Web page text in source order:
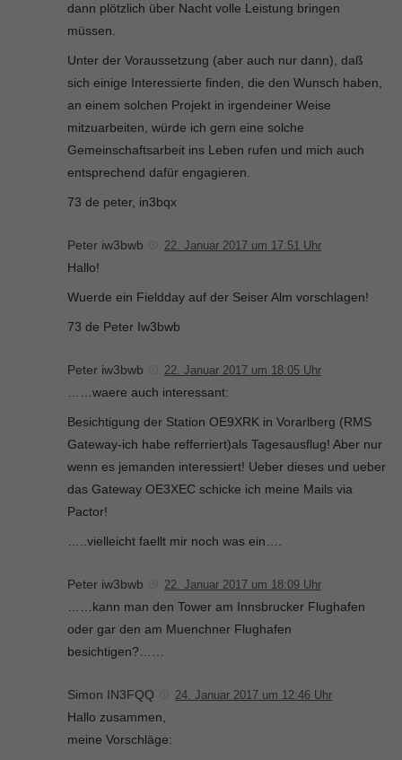
dann plötzlich über Nacht volle Leistung bringen
müssen.
Unter der Voraussetzung (aber auch nur dann), daß
sich einige Interessierte finden, die den Wunsch haben,
an einem solchen Projekt in irgendeiner Weise
mitzuarbeiten, würde ich gern eine solche
Gemeinschaftsarbeit ins Leben rufen und mich auch
entsprechend dafür engagieren.
73 de peter, in3bqx
Peter iw3bwb 22. Januar 2017 um 17:51 Uhr
Hallo!
Wuerde ein Fieldday auf der Seiser Alm vorschlagen!
73 de Peter Iw3bwb
Peter iw3bwb 22. Januar 2017 um 18:05 Uhr
……waere auch interessant:
Besichtigung der Station OE9XRK in Vorarlberg (RMS
Gateway-ich habe refferriert)als Tagesausflug! Aber nur
wenn es jemanden interessiert! Ueber dieses und ueber
das Gateway OE3XEC schicke ich meine Mails via
Pactor!
…..vielleicht faellt mir noch was ein….
Peter iw3bwb 22. Januar 2017 um 18:09 Uhr
……kann man den Tower am Innsbrucker Flughafen
oder gar den am Muenchner Flughafen
besichtigen?……
Simon IN3FQQ 24. Januar 2017 um 12:46 Uhr
Hallo zusammen,
meine Vorschläge: